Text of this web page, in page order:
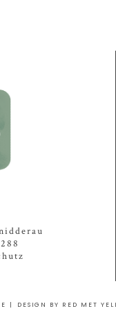
| DESIGN BY RED MET